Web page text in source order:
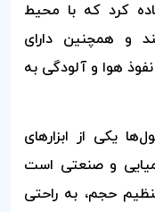
کرد که با محیط
و همچنین دارای
هوا و آلودگی به
یکی از ابزارهای
و صنعتی است
حجم، به راحتی